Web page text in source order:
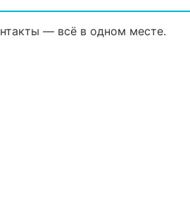
— всё в одном месте.